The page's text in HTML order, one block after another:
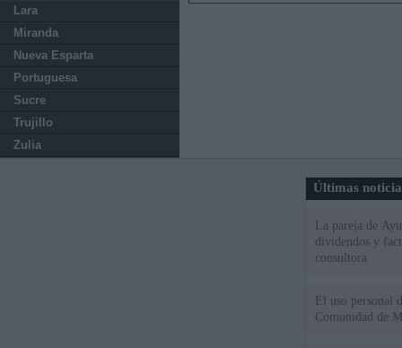
Lara
Miranda
Nueva Esparta
Portuguesa
Sucre
Trujillo
Zulia
Últimas
La pareja de
dividendos y
consultora
El uso personal
Comunidad de